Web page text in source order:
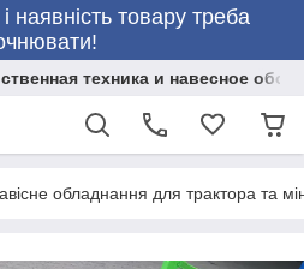
наявність товару треба
техника и навесное
обладнання для трактора та